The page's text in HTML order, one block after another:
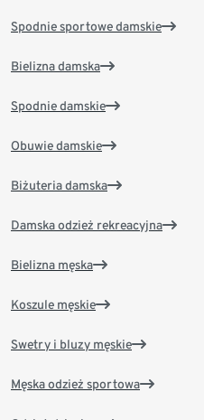
Spodnie sportowe damskie
Bielizna damska
Spodnie damskie
Obuwie damskie
Biżuteria damska
Damska odzież rekreacyjna
Bielizna męska
Koszule męskie
Swetry i bluzy męskie
Męska odzież sportowa